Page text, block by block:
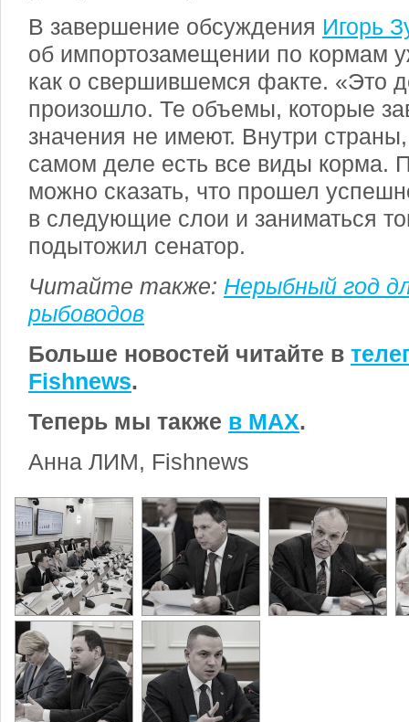
В завершение обсуждения Игорь
об импортозамещении по кормам
как о свершившемся факте. «Это
произошло. Те объемы, которые
значения не имеют. Внутри
самом деле есть все виды корма.
можно сказать, что прошел
в следующие слои и заниматься
подытожил сенатор.
Читайте также: Нерыбный год
рыбоводов
Больше новостей читайте в
Fishnews.
Теперь мы также в MAX.
Анна ЛИМ, Fishnews